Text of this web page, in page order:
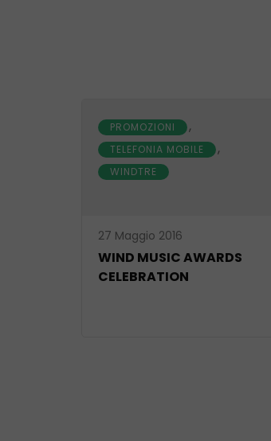
PROMOZIONI ,
TELEFONIA MOBILE ,
WINDTRE
27 Maggio 2016
WIND MUSIC AWARDS
CELEBRATION